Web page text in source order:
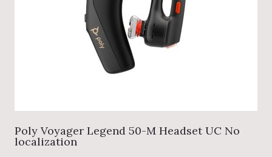
Poly Voyager Legend 50-M Headset UC No
localization